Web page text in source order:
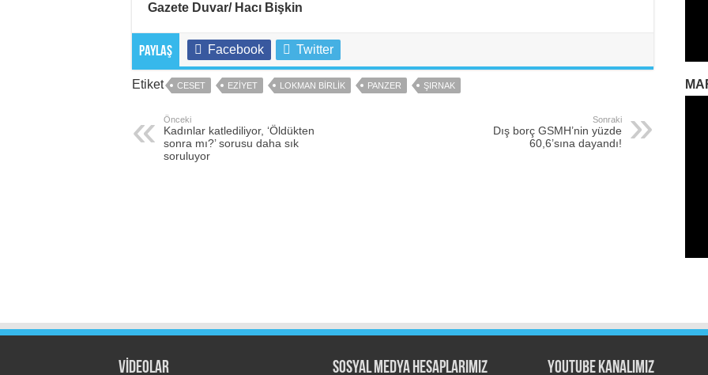
Gazete Duvar/ Hacı Bişkin
Paylaş Facebook Twitter
Etiket CESET EZIYET LOKMAN BIRLIK PANZER ŞIRNAK
Önceki
Kadınlar katlediliyor, ‘Öldükten
sonra mı?’ sorusu daha sık
soruluyor
Sonraki
Dış borç GSMH’nin yüzde
60,6’sına dayandı!
VİDEOLAR Sosyal Medya Hesaplarımız Youtube Kanalımız